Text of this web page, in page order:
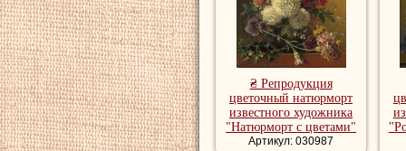
₴ Репродукция
цветочный натюрморт
известного художника
"Натюрморт с цветами"
Артикул: 030987